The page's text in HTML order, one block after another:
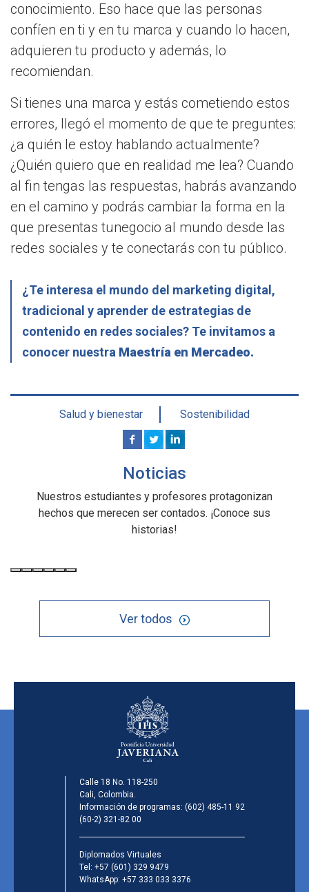
conocimiento. Eso hace que las personas
confíen en ti y en tu marca y cuando lo hacen,
adquieren tu producto y además, lo
recomiendan.
Si tienes una marca y estás cometiendo estos
errores, llegó el momento de que te preguntes:
¿a quién le estoy hablando actualmente?
¿Quién quiero que en realidad me lea? Cuando
al fin tengas las respuestas, habrás avanzando
en el camino y podrás cambiar la forma en la
que presentas tunegocio al mundo desde las
redes sociales y te conectarás con tu público.
¿Te interesa el mundo del marketing digital,
tradicional y aprender de estrategias de
contenido en redes sociales? Te invitamos a
conocer nuestra Maestría en Mercadeo.
Salud y bienestar Sostenibilidad
Noticias
Nuestros estudiantes y profesores protagonizan
hechos que merecen ser contados. ¡Conoce sus
historias!
Ver todos
Calle 18 No. 118-250
Cali, Colombia.
Información de programas: (602) 485-11 92
(60-2) 321-82 00
Diplomados Virtuales
Tel: +57 (601) 329 9479
WhatsApp: +57 333 033 3376